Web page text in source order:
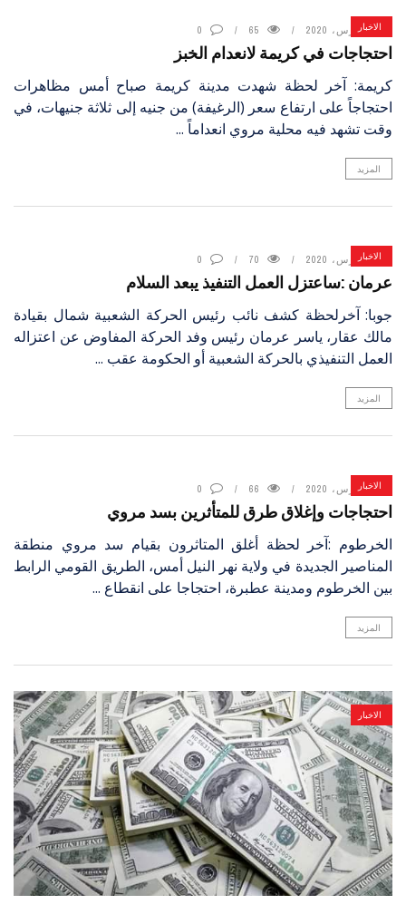
الاخبار
4 مارس، 2020 65
0
احتجاجات في كريمة لانعدام الخبز
كريمة: آخر لحظة شهدت مدينة كريمة صباح أمس مظاهرات
احتجاجاً على ارتفاع سعر (الرغيفة) من جنيه إلى ثلاثة جنيهات، في
وقت تشهد فيه محلية مروي انعداماً ...
المزيد
الاخبار
4 مارس، 2020 70
0
عرمان :ساعتزل العمل التنفيذ يبعد السلام
جوبا: آخرلحظة كشف نائب رئيس الحركة الشعبية شمال بقيادة
مالك عقار، ياسر عرمان رئيس وفد الحركة المفاوض عن اعتزاله
العمل التنفيذي بالحركة الشعبية أو الحكومة عقب ...
المزيد
الاخبار
4 مارس، 2020 66
0
احتجاجات وإغلاق طرق للمتأثرين بسد مروي
الخرطوم :آخر لحظة أغلق المتاثرون بقيام سد مروي منطقة
المناصير الجديدة في ولاية نهر النيل أمس، الطريق القومي الرابط
بين الخرطوم ومدينة عطبرة، احتجاجا على انقطاع ...
المزيد
الاخبار